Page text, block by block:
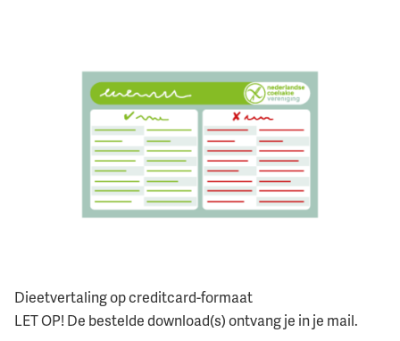
Dieetvertaling op creditcard-formaat
LET OP! De bestelde download(s) ontvang je in je mail.